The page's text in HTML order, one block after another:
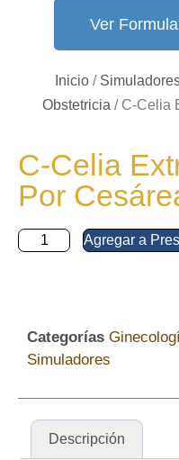
Ver
Inicio/
Obstetricia / C-Celia
C-Celia
Por
Agregar a
Categorías
Simuladores
Descripción